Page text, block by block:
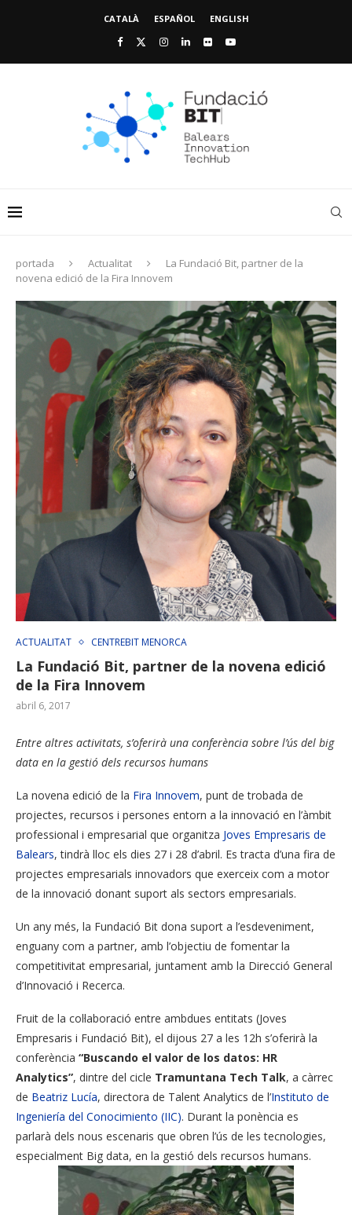
CATALÀ ESPAÑOL ENGLISH
portada Actualitat
La Fundació Bit, partner de la
novena edició de la Fira Innovem
ACTUALITAT CENTREBIT MENORCA
La Fundació Bit, partner de la novena edició
de la Fira Innovem
abril 6, 2017
Entre altres activitats, s’oferirà una conferència sobre l’ús del big
data en la gestió dels recursos humans
La novena edició de la Fira Innovem, punt de trobada de
projectes, recursos i persones entorn a la innovació en l’àmbit
professional i empresarial que organitza Joves Empresaris de
Balears, tindrà lloc els dies 27 i 28 d’abril. Es tracta d’una fira de
projectes empresarials innovadors que exerceix com a motor
de la innovació donant suport als sectors empresarials.
Un any més, la Fundació Bit dona suport a l’esdeveniment,
enguany com a partner, amb l’objectiu de fomentar la
competitivitat empresarial, juntament amb la Direcció General
d’Innovació i Recerca.
Fruit de la col·laboració entre ambdues entitats (Joves
Empresaris i Fundació Bit), el dijous 27 a les 12h s’oferirà la
conferència “Buscando el valor de los datos: HR
Analytics”, dintre del cicle Tramuntana Tech Talk, a càrrec
de Beatriz Lucía, directora de Talent Analytics de l’Instituto de
Ingeniería del Conocimiento (IIC). Durant la ponència es
parlarà dels nous escenaris que obren l’ús de les tecnologies,
especialment Big data, en la gestió dels recursos humans.